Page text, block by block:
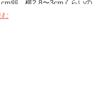
弱、横2.8〜3cmくらいの
とか思ってたんですけどそ
色強すぎてギャルになると